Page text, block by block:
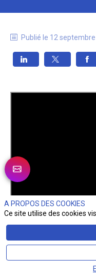
Publié le 12
A PROPOS DES COOKIES
Ce site utilise des cookies